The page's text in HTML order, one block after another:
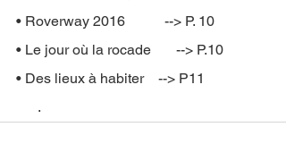
• Roverway 2016           --> P. 10
• Le jour où la rocade       --> P.10
• Des lieux à habiter    --> P11
      .